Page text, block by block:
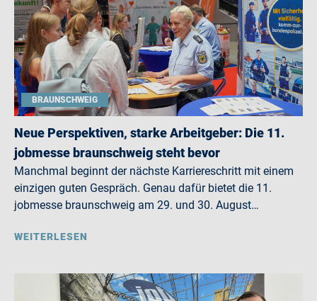
BRAUNSCHWEIG
Neue Perspektiven, starke Arbeitgeber: Die 11.
jobmesse braunschweig steht bevor
Manchmal beginnt der nächste Karriereschritt mit einem
einzigen guten Gespräch. Genau dafür bietet die 11.
jobmesse braunschweig am 29. und 30. August…
WEITERLESEN